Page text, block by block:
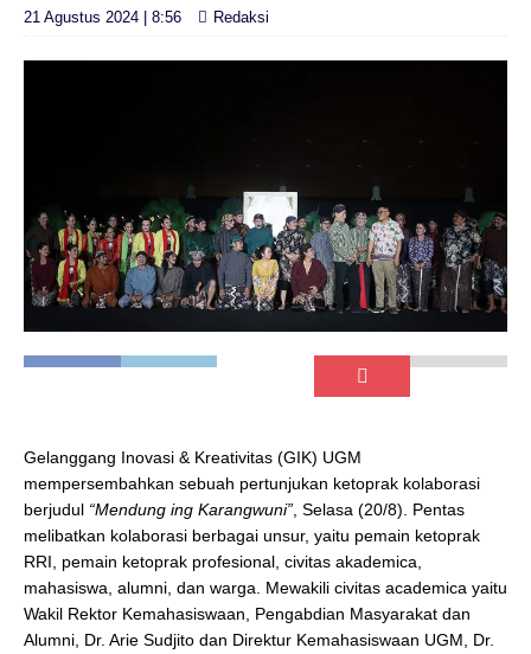
21 Agustus 2024 | 8:56 Redaksi
Gelanggang Inovasi & Kreativitas (GIK) UGM
mempersembahkan sebuah pertunjukan ketoprak kolaborasi
berjudul “Mendung ing Karangwuni” , Selasa (20/8). Pentas
melibatkan kolaborasi berbagai unsur, yaitu pemain ketoprak
RRI, pemain ketoprak profesional, civitas akademica,
mahasiswa, alumni, dan warga. Mewakili civitas academica yaitu
Wakil Rektor Kemahasiswaan, Pengabdian Masyarakat dan
Alumni, Dr. Arie Sudjito dan Direktur Kemahasiswaan UGM, Dr.